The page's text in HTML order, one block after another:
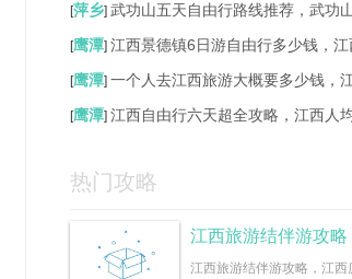
[萍乡] 武功山五天自由行路线推荐，武功
[鹰潭] 江西景德镇6日游自由行多少钱，
[鹰潭] 一个人去江西旅游大概要多少钱，
[鹰潭] 江西自由行六天超全攻略，江西人
热门攻略
江西旅游结伴游攻
江西旅游结伴游攻略，江